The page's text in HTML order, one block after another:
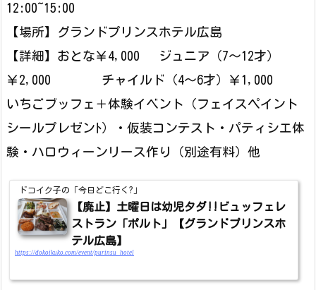
12:00~15:00
【場所】グランドプリンスホテル広島
【詳細】おとな￥4,000 ジュニア（7～12才）
￥2,000 チャイルド（4～6才）￥1,000
いちごブッフェ＋体験イベント（フェイスペイント
シールプレゼンﾄ）・仮装コンテスト・パティシエ体
験・ハロウィーンリース作り（別途有料）他
ドコイク子の「今日どこ行く?」
【廃止】土曜日は幼児タダ!!ビュッフェレ
ストラン「ポルト」【グランドプリンスホ
テル広島】
https://dokoikuko.com/event/purinsu_hotel